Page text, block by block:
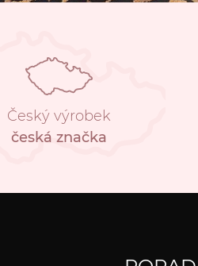
Český výrobek
česká značka